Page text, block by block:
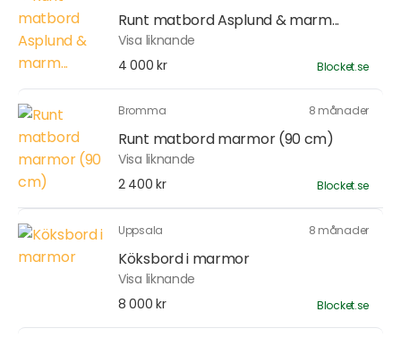
Runt matbord Asplund & marm...
Visa liknande
4 000 kr
Blocket.se
Bromma 8 månader
Runt matbord marmor (90 cm)
Visa liknande
2 400 kr
Blocket.se
Uppsala 8 månader
Köksbord i marmor
Visa liknande
8 000 kr
Blocket.se